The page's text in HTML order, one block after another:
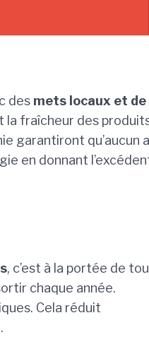
des mets locaux et de
la fraîcheur des
garantiront qu’aucun
en donnant
, c’est à la portée de
chaque année.
Cela réduit